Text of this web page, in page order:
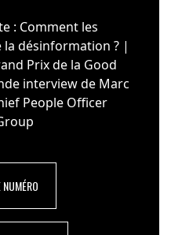
: Comment les
désinformation ? |
Prix de la Good
interview de Marc
People Officer